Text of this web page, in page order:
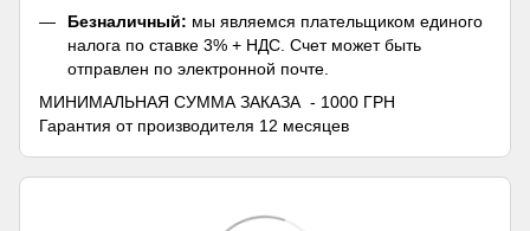
Безналичный: мы являемся плательщиком единого
налога по ставке 3% + НДС. Счет может быть
отправлен по электронной почте.
МИНИМАЛЬНАЯ СУММА ЗАКАЗА - 1000 ГРН
Гарантия от производителя 12 месяцев